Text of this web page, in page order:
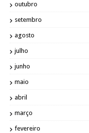
outubro
setembro
agosto
julho
junho
maio
abril
março
fevereiro